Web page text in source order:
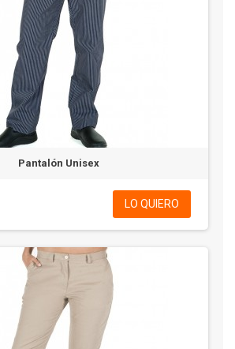
Pantalón Unisex
LO QUIERO